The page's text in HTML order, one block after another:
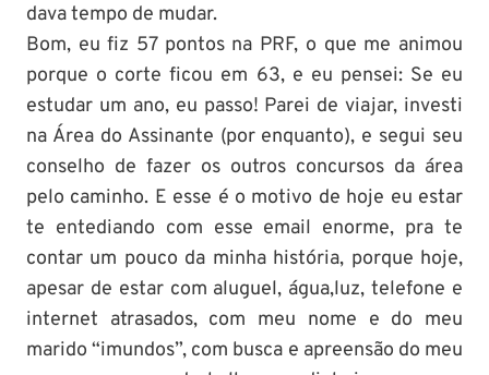
dava tempo de mudar.
Bom, eu fiz 57 pontos na PRF, o que me animou
porque o corte ficou em 63, e eu pensei: Se eu
estudar um ano, eu passo! Parei de viajar, investi
na Área do Assinante (por enquanto), e segui seu
conselho de fazer os outros concursos da área
pelo caminho. E esse é o motivo de hoje eu estar
te entediando com esse email enorme, pra te
contar um pouco da minha história, porque hoje,
apesar de estar com aluguel, água,luz, telefone e
internet atrasados, com meu nome e do meu
marido “imundos”, com busca e apreensão do meu